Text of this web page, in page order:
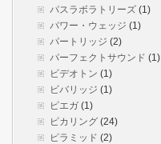
パスラボラトリーズ (1)
パワー・ウェッジ (1)
パートリッジ (2)
パーフェクトサウンド (1)
ビデオトン (1)
ビバリッジ (1)
ピエガ (1)
ピカリング (24)
ピラミッド (2)